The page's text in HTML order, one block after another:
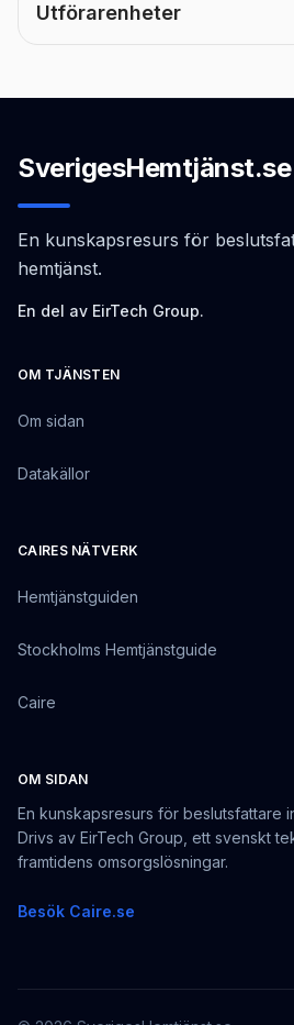
Utförarenheter
SverigesHemtjänst.se
En kunskapsresurs för
hemtjänst.
En del av EirTech Group.
OM TJÄNSTEN
Om sidan
Datakällor
CAIRES NÄTVERK
Hemtjänstguiden
Stockholms Hemtjänstguide
Caire
OM SIDAN
En kunskapsresurs för beslutsfattare
Drivs av EirTech Group, ett svenskt
framtidens omsorgslösningar.
Besök Caire.se